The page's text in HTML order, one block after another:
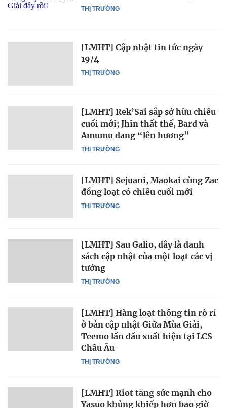
THỊ TRƯỜNG
THỊ TRƯỜNG
[LMHT] Cập nhật tin tức ngày
19/4
THỊ TRƯỜNG
[LMHT] Rek’Sai sắp sở hữu chiêu
cuối mới; Jhin thất thế, Bard và
Amumu đang “lên hương”
THỊ TRƯỜNG
[LMHT] Sejuani, Maokai cùng Zac
đồng loạt có chiêu cuối mới
THỊ TRƯỜNG
[LMHT] Sau Galio, đây là danh
sách cập nhật của một loạt các vị
tướng
THỊ TRƯỜNG
[LMHT] Hàng loạt thông tin rò rỉ
ở bản cập nhật Giữa Mùa Giải,
Teemo lần đầu xuất hiện tại LCS
Châu Âu
[LMHT] Riot tăng sức mạnh cho
Yasuo khủng khiếp hơn bao giờ